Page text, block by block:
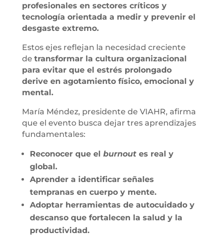
profesionales en sectores críticos y
tecnología orientada a medir y prevenir el
desgaste extremo.
Estos ejes reflejan la necesidad creciente
de transformar la cultura organizacional
para evitar que el estrés prolongado
derive en agotamiento físico, emocional y
mental.
María Méndez, presidente de VIAHR, afirma
que el evento busca dejar tres aprendizajes
fundamentales:
Reconocer que el burnout es real y
global.
Aprender a identificar señales
tempranas en cuerpo y mente.
Adoptar herramientas de autocuidado y
descanso que fortalecen la salud y la
productividad.